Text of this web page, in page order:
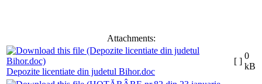
Attachments:
Depozite licentiate din judetul Bihor.doc
[ ]
0
kB